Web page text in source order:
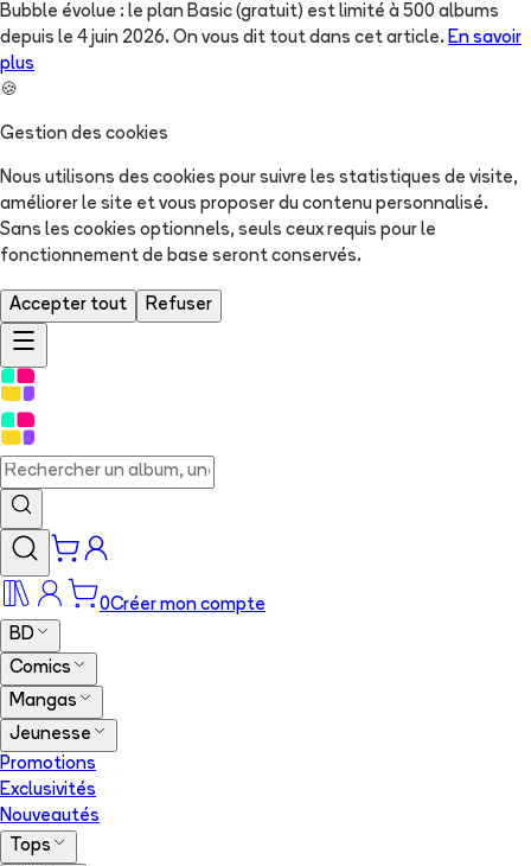
Bubble évolue : le plan Basic (gratuit) est limité à 500 albums
depuis le 4 juin 2026. On vous dit tout dans cet article. En savoir
plus
🍪
Gestion des cookies
Nous utilisons des cookies pour suivre les statistiques de visite,
améliorer le site et vous proposer du contenu personnalisé.
Sans les cookies optionnels, seuls ceux requis pour le
fonctionnement de base seront conservés.
Accepter tout Refuser
0Créer mon compte
BD
Comics
Mangas
Jeunesse
Promotions
Exclusivités
Nouveautés
Tops